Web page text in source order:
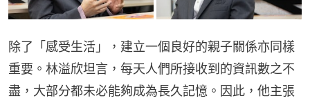
除了「感受生活」，建立一個良好的親子關係亦同樣
重要。林溢欣坦言，每天人們所接收到的資訊數之不
盡，大部分都未必能夠成為長久記憶。因此，他主張